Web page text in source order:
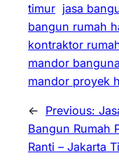
timur jasa
bangun rumah
kontraktor
mandor
mandor proyek
← Previous:
Bangun Rumah
Ranti – Jakarta